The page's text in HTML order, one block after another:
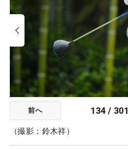
前へ 134 / 301
（撮影：鈴木祥）